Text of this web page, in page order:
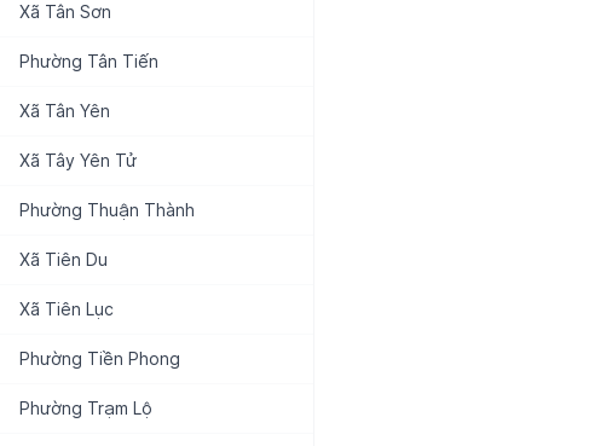
Xã Tân Sơn
Phường Tân Tiến
Xã Tân Yên
Xã Tây Yên Tử
Phường Thuận Thành
Xã Tiên Du
Xã Tiên Lục
Phường Tiền Phong
Phường Trạm Lộ